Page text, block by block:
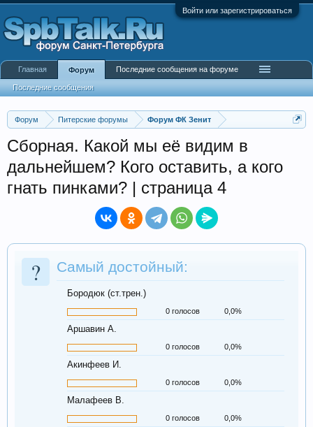
Войти или зарегистрироваться
Форум Питерские форумы Форум ФК Зенит
Сборная. Какой мы её видим в
дальнейшем? Кого оставить, а кого
гнать пинками? | страница 4
? Самый достойный:
Бородюк (ст.трен.)
0 голосов 0,0%
Аршавин А.
0 голосов 0,0%
Акинфеев И.
0 голосов 0,0%
Малафеев В.
0 голосов 0,0%
Главная Форум
Последние сообщения
Последние сообщения на форуме